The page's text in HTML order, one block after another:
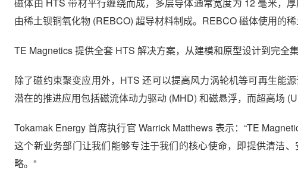
磁体由 HTS 带材平行缠绕而成，多层导体通常宽度为 12 毫米，
由稀土钡铜氧化物 (REBCO) 超导材料制成。REBCO 磁体使用的稀
TE Magnetics 提供全套 HTS 解决方案，从建模和原型设计到完全
除了磁约束聚变应用外，HTS 还可以提高风力涡轮机等可再生能
潜在的推进应用包括磁流体动力驱动 (MHD) 和磁悬浮，而超高场
Tokamak Energy 首席执行官 Warrick Matthews 表示：“TE
这个新业务部门让我们能够专注于我们的核心使命，即提供清洁
略。”